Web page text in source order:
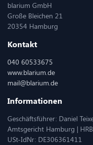
blarium GmbH
Große Bleichen 21
20354 Hamburg
Kontakt
040 60533675
www.blarium.de
mail@blarium.de
Informationen
Geschäftsführer: Daniel
Amtsgericht Hamburg |
USt-IdNr: DE306361411